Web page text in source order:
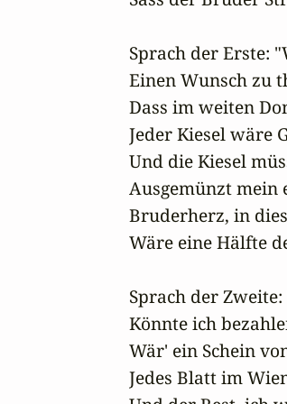
Sprach der Erste:
Einen Wunsch zu
Dass im weiten
Jeder Kiesel wäre
Und die Kiesel
Ausgemünzt mein
Bruderherz, in
Wäre eine Hälfte
Sprach der
Könnte ich
Wär' ein Schein
Jedes Blatt im